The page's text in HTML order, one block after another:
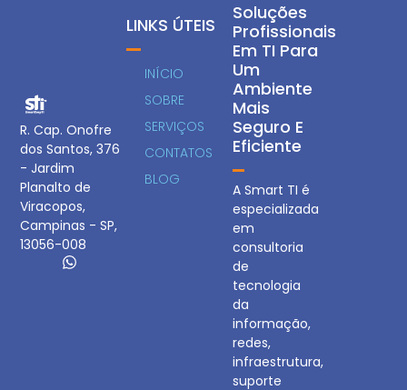
R. Cap. Onofre
dos Santos, 376
- Jardim
Planalto de
Viracopos,
Campinas - SP,
13056-008
Soluções
Profissionais
Em TI Para
Um
Ambiente
Mais
Seguro E
Eficiente
A Smart TI é
especializada
em
consultoria
de
tecnologia
da
informação,
redes,
infraestrutura,
suporte
LINKS ÚTEIS
INÍCIO
SOBRE
SERVIÇOS
CONTATOS
BLOG